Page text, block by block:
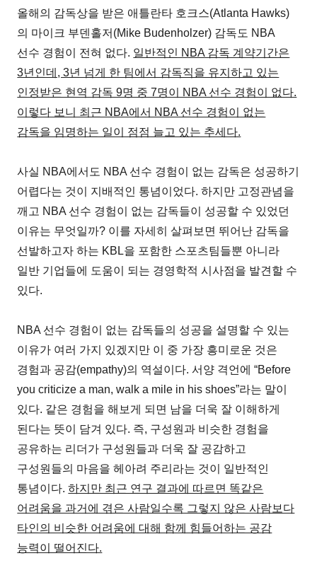
올해의 감독상을 받은 애틀란타 호크스(Atlanta Hawks)
의 마이크 부덴홀저(Mike Budenholzer) 감독도 NBA
선수 경험이 전혀 없다. 일반적인 NBA 감독 계약기간은
3년인데, 3년 넘게 한 팀에서 감독직을 유지하고 있는
인정받은 현역 감독 9명 중 7명이 NBA 선수 경험이 없다.
이렇다 보니 최근 NBA에서 NBA 선수 경험이 없는
감독을 임명하는 일이 점점 늘고 있는 추세다.
사실 NBA에서도 NBA 선수 경험이 없는 감독은 성공하기
어렵다는 것이 지배적인 통념이었다. 하지만 고정관념을
깨고 NBA 선수 경험이 없는 감독들이 성공할 수 있었던
이유는 무엇일까? 이를 자세히 살펴보면 뛰어난 감독을
선발하고자 하는 KBL을 포함한 스포츠팀들뿐 아니라
일반 기업들에 도움이 되는 경영학적 시사점을 발견할 수
있다.
NBA 선수 경험이 없는 감독들의 성공을 설명할 수 있는
이유가 여러 가지 있겠지만 이 중 가장 흥미로운 것은
경험과 공감(empathy)의 역설이다. 서양 격언에 “Before
you criticize a man, walk a mile in his shoes”라는 말이
있다. 같은 경험을 해보게 되면 남을 더욱 잘 이해하게
된다는 뜻이 담겨 있다. 즉, 구성원과 비슷한 경험을
공유하는 리더가 구성원들과 더욱 잘 공감하고
구성원들의 마음을 헤아려 주리라는 것이 일반적인
통념이다.하지만 최근 연구 결과에 따르면 똑같은
어려움을 과거에 겪은 사람일수록 그렇지 않은 사람보다
타인의 비슷한 어려움에 대해 함께 힘들어하는 공감
능력이 떨어진다.